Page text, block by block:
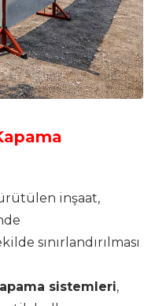
inşaat,
sınırlandırılması
sistemleri,